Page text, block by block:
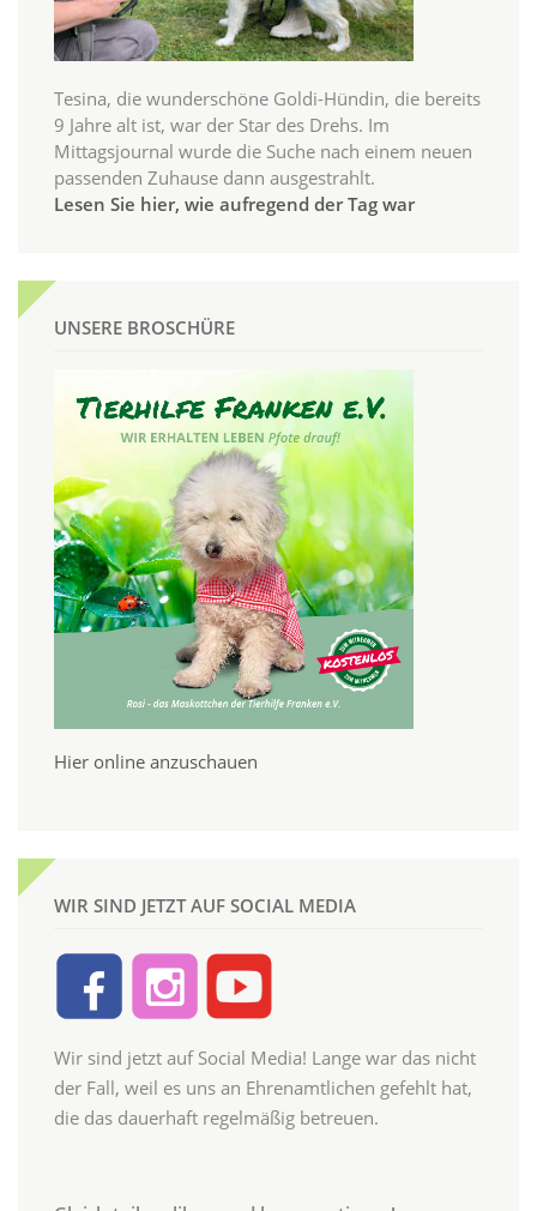
Tesina, die wunderschöne Goldi-Hündin, die bereits
9 Jahre alt ist, war der Star des Drehs. Im
Mittagsjournal wurde die Suche nach einem neuen
passenden Zuhause dann ausgestrahlt.
Lesen Sie hier, wie aufregend der Tag war
UNSERE BROSCHÜRE
Hier online anzuschauen
WIR SIND JETZT AUF SOCIAL MEDIA
Wir sind jetzt auf Social Media! Lange war das nicht
der Fall, weil es uns an Ehrenamtlichen gefehlt hat,
die das dauerhaft regelmäßig betreuen.